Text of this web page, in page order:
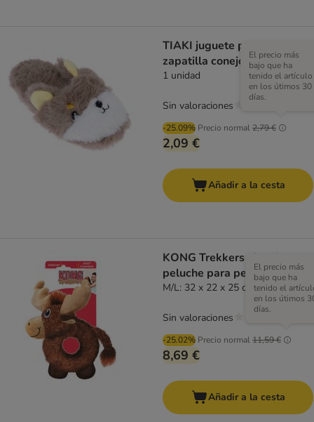
TIAKI juguete para perro
zapatilla conejo
1 unidad
-25.09% Precio normal2,79 €
El precio más
bajo que ha
tenido el artículo
en los útimos 30
días.
2,09 €
Sin valoraciones
Añadir a la cesta
KONG Trekkers alce de
peluche para perros
M/L: 32 x 22 x 25 cm (L x An x Al)
-25.02% Precio normal11,59 €
El precio más
bajo que ha
tenido el
en los útimos
días.
8,69 €
Sin valoraciones
Añadir a la cesta